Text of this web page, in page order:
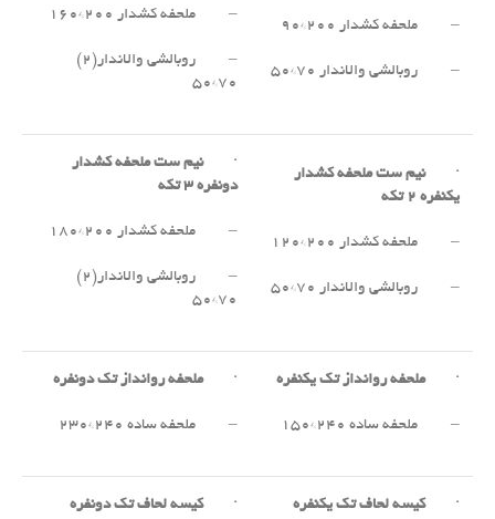
– ملحفه کشدار ۲۰۰*۹۰
– روبالشی والاندار ۷۰*۵۰
– ملحفه کشدار ۲۰۰*۱۶۰
– روبالشی والاندار(۲)
۷۰*۵۰
·نیم ست ملحفه کشدار
یکنفره ۲ تکه
– ملحفه کشدار ۲۰۰*۱۲۰
– روبالشی والاندار ۷۰*۵۰
·نیم ست ملحفه کشدار
دونفره ۳تکه
– ملحفه کشدار ۲۰۰*۱۸۰
– روبالشی والاندار(۲)
۷۰*۵۰
·ملحفه روانداز تک یکنفره
– ملحفه ساده ۲۴۰*۱۵۰
·ملحفه روانداز تک دونفره
– ملحفه ساده ۲۴۰*۲۳۰
·کیسه لحاف تک یکنفره ·کیسه لحاف تک دونفره